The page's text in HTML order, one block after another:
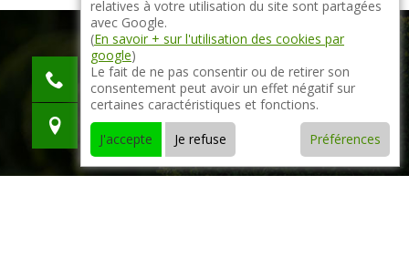
indisponible
indisponible
indisponible
relatives à votre utilisation du site sont partagées
avec Google.
(En savoir + sur l'utilisation des cookies par
google)
Le fait de ne pas consentir ou de retirer son
consentement peut avoir un effet négatif sur
certaines caractéristiques et fonctions.
J'accepte
Je refuse Préférences